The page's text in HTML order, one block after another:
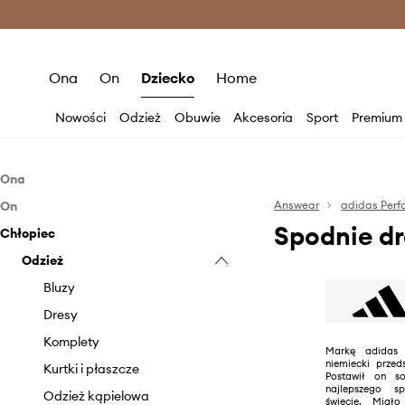
Ona On Dziecko Home
Nowości Odzież Obuwie Akcesoria Sport Premium
Ona
Bielizna
Bluzy
Kombinezony
Kurtki
Skarpetki
Sukienki
Stroje kąpielowe
Obuwie
Buty sportowe
Akcesoria
Akcesoria pływackie
Butelki i termosy
Czapki i kapelusze
Plecaki
Rękawiczki
On
Odzież
Bielizna
Bluzy
Kurtki
Odzież kąpielowa
Skarpetki
Spodnie
Obuwie
Buty sportowe
Klapki i sandały
Akcesoria
Akcesoria pływackie
Butelki i termosy
Czapki i kapelusze
Plecaki
Chłopiec
Odzież
Bluzy
Dresy
Komplety
Kurtki i płaszcze
Odzież kąpielowa
Answear adidas
Spodnie
Markę adidas
niemiecki
Postawił on
najlepszego
świecie.